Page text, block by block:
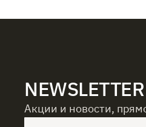
NEWSLETTER
Акции и новости,